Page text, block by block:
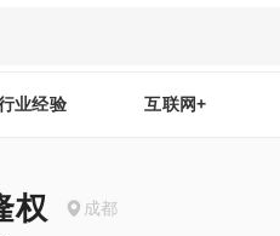
业经验 互联网+
权 成都